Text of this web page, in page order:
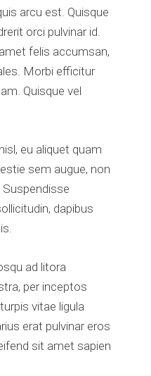
arcu est. Quisque
orci pulvinar id.
felis accumsan,
Morbi efficitur
Quisque vel
eu aliquet quam
sem augue, non
dapibus
ad litora
per inceptos
vitae ligula
erat pulvinar eros
sit amet sapien